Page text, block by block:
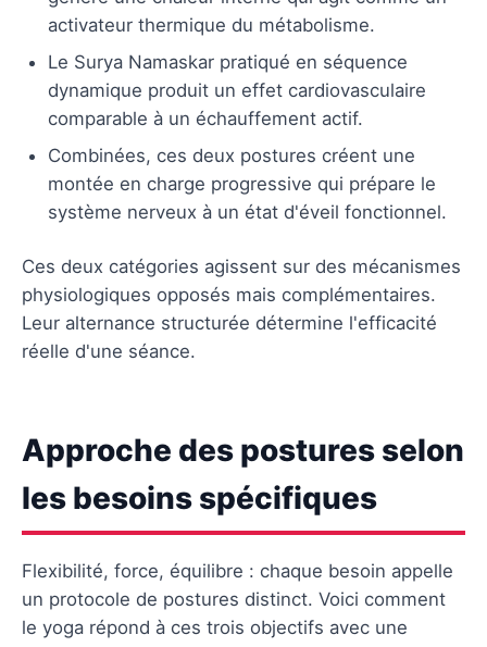
activateur thermique du métabolisme.
Le Surya Namaskar pratiqué en séquence
dynamique produit un effet cardiovasculaire
comparable à un échauffement actif.
Combinées, ces deux postures créent une
montée en charge progressive qui prépare le
système nerveux à un état d'éveil fonctionnel.
Ces deux catégories agissent sur des mécanismes
physiologiques opposés mais complémentaires.
Leur alternance structurée détermine l'efficacité
réelle d'une séance.
Approche des postures selon
les besoins spécifiques
Flexibilité, force, équilibre : chaque besoin appelle
un protocole de postures distinct. Voici comment
le yoga répond à ces trois objectifs avec une